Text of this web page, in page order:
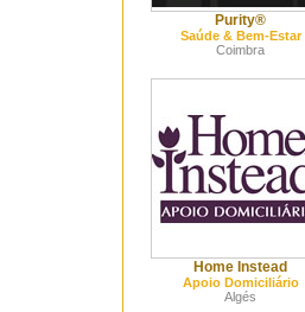
Purity®
Saúde & Bem-Estar
Coimbra
Home Instead
Apoio Domiciliário
Algés